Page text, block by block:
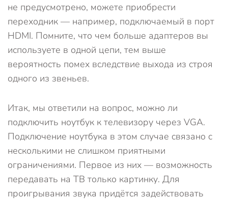
не предусмотрено, можете приобрести
переходник — например, подключаемый в порт
HDMI. Помните, что чем больше адаптеров вы
используете в одной цепи, тем выше
вероятность помех вследствие выхода из строя
одного из звеньев.
Итак, мы ответили на вопрос, можно ли
подключить ноутбук к телевизору через VGA.
Подключение ноутбука в этом случае связано с
несколькими не слишком приятными
ограничениями. Первое из них — возможность
передавать на ТВ только картинку. Для
проигрывания звука придётся задействовать